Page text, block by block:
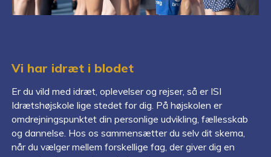
Vi har idræt i blodet
Er du vild med idræt, oplevelser og rejser, så er ISI
Idrætshøjskole lige stedet for dig. På højskolen er
omdrejningspunktet din personlige udvikling, fællesskab
og dannelse. Hos os sammensætter du selv dit skema,
når du vælger mellem forskellige fag, der giver dig en